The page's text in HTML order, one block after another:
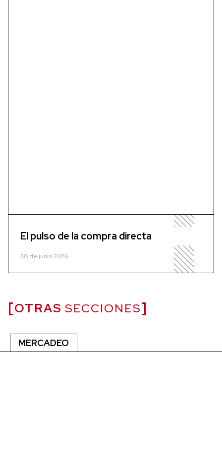
El pulso de la compra directa
30 de junio 2026
OTRAS SECCIONES
MERCADEO